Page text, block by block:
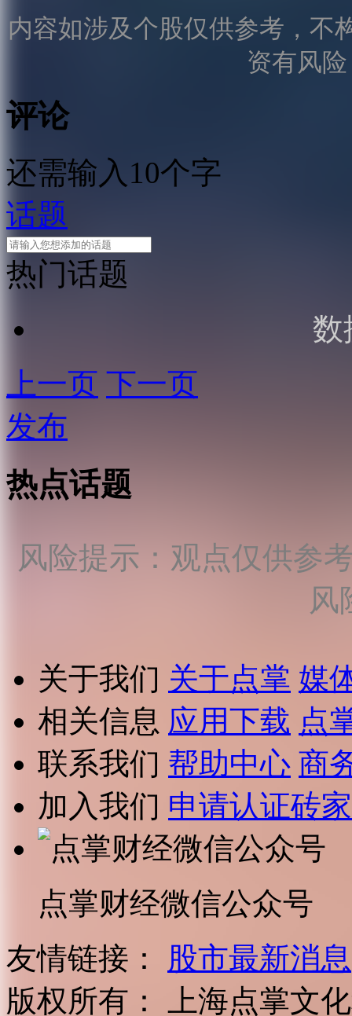
内容如涉及个股仅供参考，不
资有风
评论
还需输入10个字
话题
热门话题
数
上一页 下一页
发布
热点话题
风险提示：观点仅供参
风
关于我们 关于点掌 媒
相关信息 应用下载 点
联系我们 帮助中心 商
加入我们 申请认证砖家
点掌财经微信公众号
友情链接：
股市最新消息
版权所有：
上海点掌文